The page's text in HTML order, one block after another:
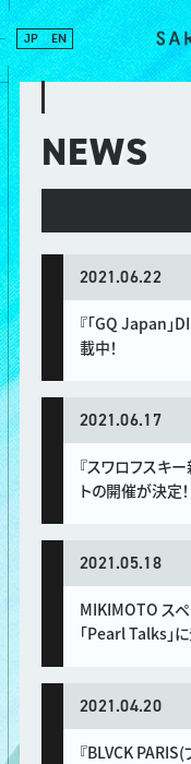
JP EN
NEWS
2021.06.22
『「GQ Japan」
載中！
2021.06.17
『スワロフスキ
トの開催が決定！
2021.05.18
MIKIMOTO スペ
「Pearl Talks」に
2021.04.20
『BLVCK